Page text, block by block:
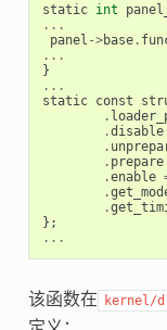
static int
...
panel ->base.
...
}
...
static const
.
.disable
.
. prepare
.enable
.
.
};
...
该函数在 kernel/